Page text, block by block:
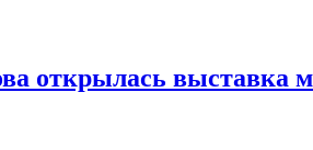
открылась выставка